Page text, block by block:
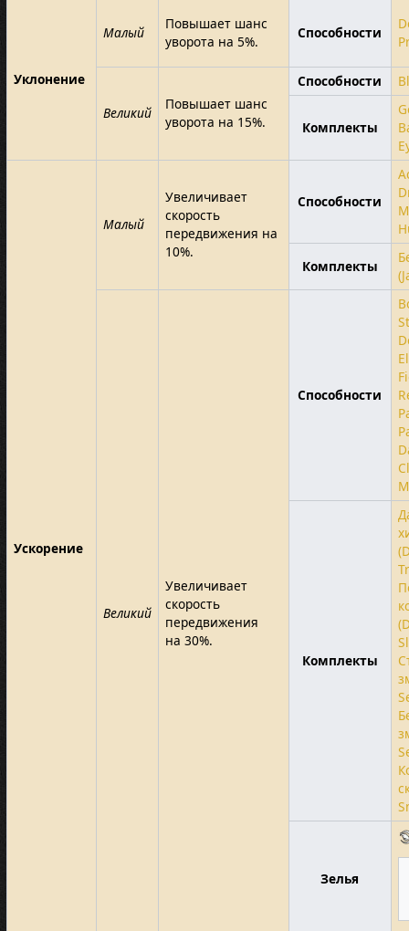
Уклонение
Малый
Повышает шанс
уворота на 5%.
Способности
Великий
Повышает шанс
уворота на 15%.
Способности
Комплекты
Ускорение
Малый
Увеличивает
скорость
передвижения на
10%.
Способности
Комплекты
Великий
Увеличивает
скорость
передвижения
на 30%.
Способности
Комплекты
Зелья